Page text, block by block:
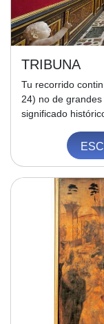
TRIBUNA
Tu recorrido
24) no de
significado